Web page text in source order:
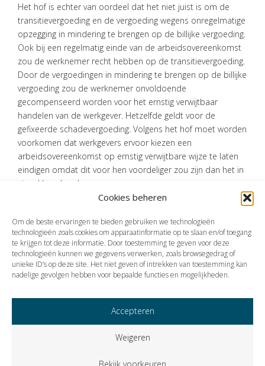
Cookies beheren
Om de beste ervaringen te bieden gebruiken we technologieën
technologieën zoals cookies om apparaatinformatie op te slaan en/of toegang
te krijgen tot deze informatie. Door toestemming te geven voor deze
technologieën kunnen we gegevens verwerken, zoals browsegedrag of
unieke ID’s op deze site. Het niet geven of intrekken van toestemming kan
nadelige gevolgen hebben voor bepaalde functies en mogelijkheden.
Accepteren
Weigeren
Bekijk voorkeuren
Het hof is echter van oordeel dat het niet juist is om de
transitievergoeding en de vergoeding wegens onregelmatige
opzegging in mindering te brengen op de billijke vergoeding.
Ook bij een regelmatig einde van de arbeidsovereenkomst
zou de werknemer recht hebben op de transitievergoeding.
Door de vergoedingen in mindering te brengen op de billijke
vergoeding zou de werknemer onvoldoende
gecompenseerd worden voor het ernstig verwijtbaar
handelen van de werkgever. Hetzelfde geldt voor de
gefixeerde schadevergoeding. Volgens het hof moet worden
voorkomen dat werkgevers ervoor kiezen een
arbeidsovereenkomst op ernstig verwijtbare wijze te laten
eindigen omdat dit voor hen voordeliger zou zijn dan het in
stand houden daarvan.
Bron:Gerechtshof Den Haag | jurisprudentie | ECLINLGHDHA2024371,
Vorige Volgende